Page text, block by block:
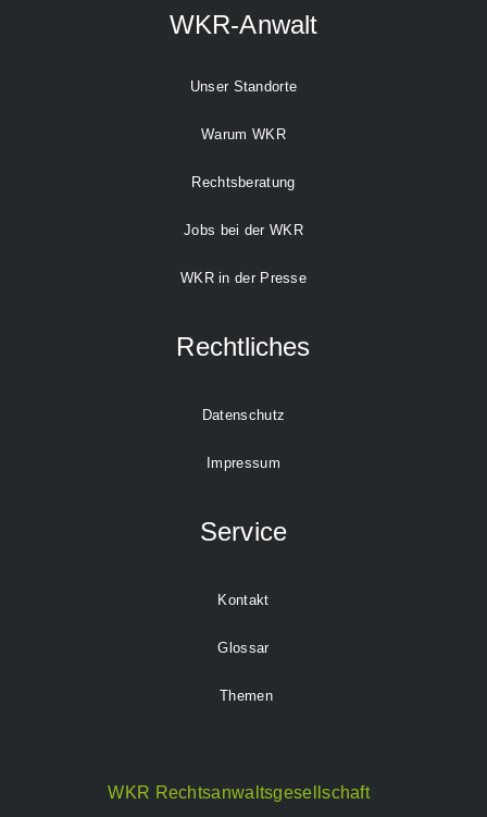
WKR-Anwalt
Unser Standorte
Warum WKR
Rechtsberatung
Jobs bei der WKR
WKR in der Presse
Rechtliches
Datenschutz
Impressum
Service
Kontakt
Glossar
Themen
WKR Rechtsanwaltsgesellschaft